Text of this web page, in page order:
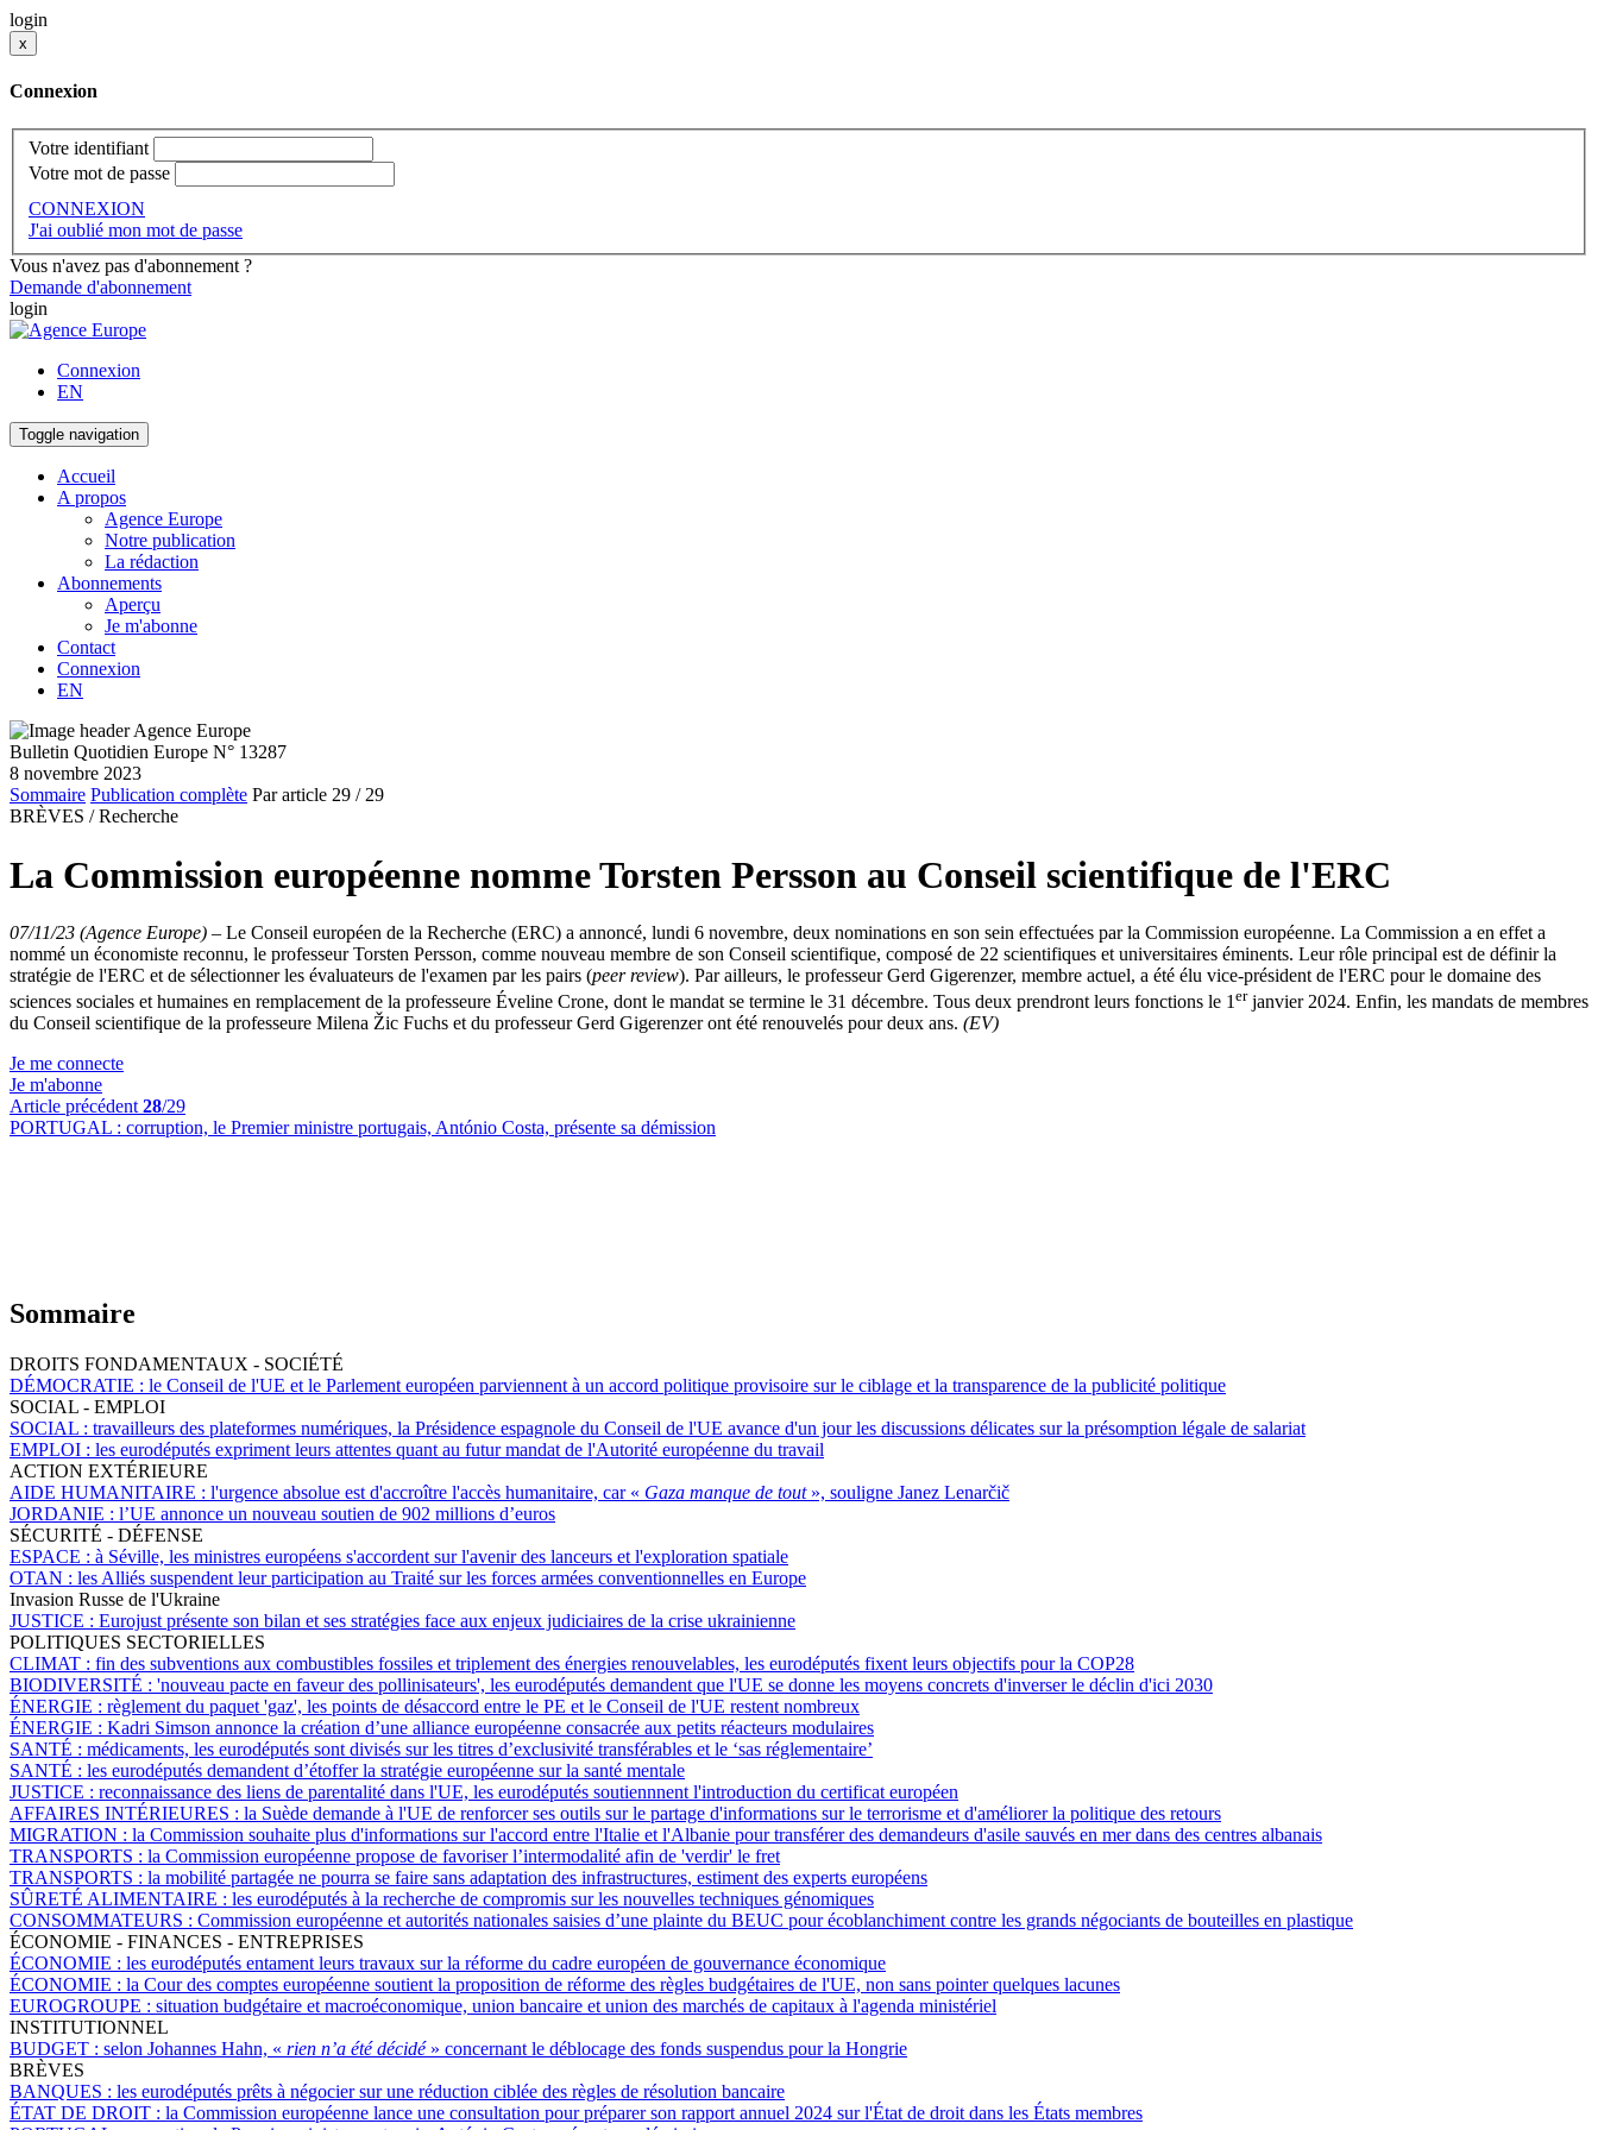
login
x
Connexion
Votre identifiant
Votre mot de passe
CONNEXION
J'ai oublié mon mot de passe
Vous n'avez pas d'abonnement ?
Demande d'abonnement
login
Connexion
EN
Toggle navigation
Accueil
A propos
Agence Europe
Notre publication
La rédaction
Abonnements
Aperçu
Je m'abonne
Contact
Connexion
EN
Bulletin Quotidien Europe N° 13287
8 novembre 2023
Sommaire Publication complète Par article 29 / 29
BRÈVES / Recherche
La Commission européenne nomme Torsten Persson au Conseil scientifique de l'ERC
07/11/23 (Agence Europe) – Le Conseil européen de la Recherche (ERC) a annoncé, lundi 6 novembre, deux nominations en son sein effectuées par la Commission européenne. La Commission a en effet a
nommé un économiste reconnu, le professeur Torsten Persson, comme nouveau membre de son Conseil scientifique, composé de 22 scientifiques et universitaires éminents. Leur rôle principal est de définir la
stratégie de l'ERC et de sélectionner les évaluateurs de l'examen par les pairs (peer review). Par ailleurs, le professeur Gerd Gigerenzer, membre actuel, a été élu vice-président de l'ERC pour le domaine des
sciences sociales et humaines en remplacement de la professeure Éveline Crone, dont le mandat se termine le 31 décembre. Tous deux prendront leurs fonctions le 1 erjanvier 2024. Enfin, les mandats de membres
du Conseil scientifique de la professeure Milena Žic Fuchs et du professeur Gerd Gigerenzer ont été renouvelés pour deux ans. (EV)
Je me connecte
Je m'abonne
Article précédent 28/29
PORTUGAL : corruption, le Premier ministre portugais, António Costa, présente sa démission
Sommaire
DROITS FONDAMENTAUX - SOCIÉTÉ
DÉMOCRATIE : le Conseil de l'UE et le Parlement européen parviennent à un accord politique provisoire sur le ciblage et la transparence de la publicité politique
SOCIAL - EMPLOI
SOCIAL : travailleurs des plateformes numériques, la Présidence espagnole du Conseil de l'UE avance d'un jour les discussions délicates sur la présomption légale de salariat
EMPLOI : les eurodéputés expriment leurs attentes quant au futur mandat de l'Autorité européenne du travail
ACTION EXTÉRIEURE
AIDE HUMANITAIRE : l'urgence absolue est d'accroître l'accès humanitaire, car « Gaza manque de tout », souligne Janez Lenarčič
JORDANIE : l’UE annonce un nouveau soutien de 902 millions d’euros
SÉCURITÉ - DÉFENSE
ESPACE : à Séville, les ministres européens s'accordent sur l'avenir des lanceurs et l'exploration spatiale
OTAN : les Alliés suspendent leur participation au Traité sur les forces armées conventionnelles en Europe
Invasion Russe de l'Ukraine
JUSTICE : Eurojust présente son bilan et ses stratégies face aux enjeux judiciaires de la crise ukrainienne
POLITIQUES SECTORIELLES
CLIMAT : fin des subventions aux combustibles fossiles et triplement des énergies renouvelables, les eurodéputés fixent leurs objectifs pour la COP28
BIODIVERSITÉ : 'nouveau pacte en faveur des pollinisateurs', les eurodéputés demandent que l'UE se donne les moyens concrets d'inverser le déclin d'ici 2030
ÉNERGIE : règlement du paquet 'gaz', les points de désaccord entre le PE et le Conseil de l'UE restent nombreux
ÉNERGIE : Kadri Simson annonce la création d’une alliance européenne consacrée aux petits réacteurs modulaires
SANTÉ : médicaments, les eurodéputés sont divisés sur les titres d’exclusivité transférables et le ‘sas réglementaire’
SANTÉ : les eurodéputés demandent d’étoffer la stratégie européenne sur la santé mentale
JUSTICE : reconnaissance des liens de parentalité dans l'UE, les eurodéputés soutiennnent l'introduction du certificat européen
AFFAIRES INTÉRIEURES : la Suède demande à l'UE de renforcer ses outils sur le partage d'informations sur le terrorisme et d'améliorer la politique des retours
MIGRATION : la Commission souhaite plus d'informations sur l'accord entre l'Italie et l'Albanie pour transférer des demandeurs d'asile sauvés en mer dans des centres albanais
TRANSPORTS : la Commission européenne propose de favoriser l’intermodalité afin de 'verdir' le fret
TRANSPORTS : la mobilité partagée ne pourra se faire sans adaptation des infrastructures, estiment des experts européens
SÛRETÉ ALIMENTAIRE : les eurodéputés à la recherche de compromis sur les nouvelles techniques génomiques
CONSOMMATEURS : Commission européenne et autorités nationales saisies d’une plainte du BEUC pour écoblanchiment contre les grands négociants de bouteilles en plastique
ÉCONOMIE - FINANCES - ENTREPRISES
ÉCONOMIE : les eurodéputés entament leurs travaux sur la réforme du cadre européen de gouvernance économique
ÉCONOMIE : la Cour des comptes européenne soutient la proposition de réforme des règles budgétaires de l'UE, non sans pointer quelques lacunes
EUROGROUPE : situation budgétaire et macroéconomique, union bancaire et union des marchés de capitaux à l'agenda ministériel
INSTITUTIONNEL
BUDGET : selon Johannes Hahn, « rien n’a été décidé » concernant le déblocage des fonds suspendus pour la Hongrie
BRÈVES
BANQUES : les eurodéputés prêts à négocier sur une réduction ciblée des règles de résolution bancaire
ÉTAT DE DROIT : la Commission européenne lance une consultation pour préparer son rapport annuel 2024 sur l'État de droit dans les États membres